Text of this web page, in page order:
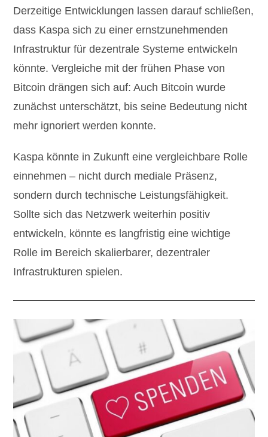
Derzeitige Entwicklungen lassen darauf schließen,
dass Kaspa sich zu einer ernstzunehmenden
Infrastruktur für dezentrale Systeme entwickeln
könnte. Vergleiche mit der frühen Phase von
Bitcoin drängen sich auf: Auch Bitcoin wurde
zunächst unterschätzt, bis seine Bedeutung nicht
mehr ignoriert werden konnte.
Kaspa könnte in Zukunft eine vergleichbare Rolle
einnehmen – nicht durch mediale Präsenz,
sondern durch technische Leistungsfähigkeit.
Sollte sich das Netzwerk weiterhin positiv
entwickeln, könnte es langfristig eine wichtige
Rolle im Bereich skalierbarer, dezentraler
Infrastrukturen spielen.